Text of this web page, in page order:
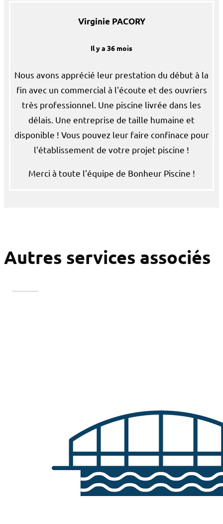
Virginie PACORY
Il y a 36 mois
Nous avons apprécié leur prestation du début à la
fin avec un commercial à l'écoute et des ouvriers
très professionnel. Une piscine livrée dans les
délais. Une entreprise de taille humaine et
disponible ! Vous pouvez leur faire confinace pour
l'établissement de votre projet piscine !
Merci à toute l'équipe de Bonheur Piscine !
Autres services associés